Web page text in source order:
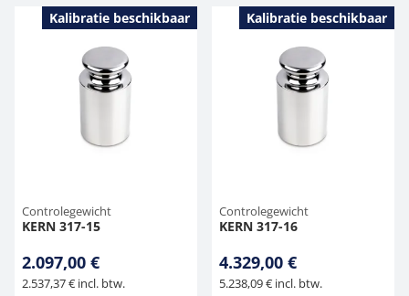
Kalibratie beschikbaar
Controlegewicht
KERN 317-15
2.097,00 €
2.537,37 € incl. btw.
Kalibratie beschikbaar
Controlegewicht
KERN 317-16
4.329,00 €
5.238,09 € incl. btw.